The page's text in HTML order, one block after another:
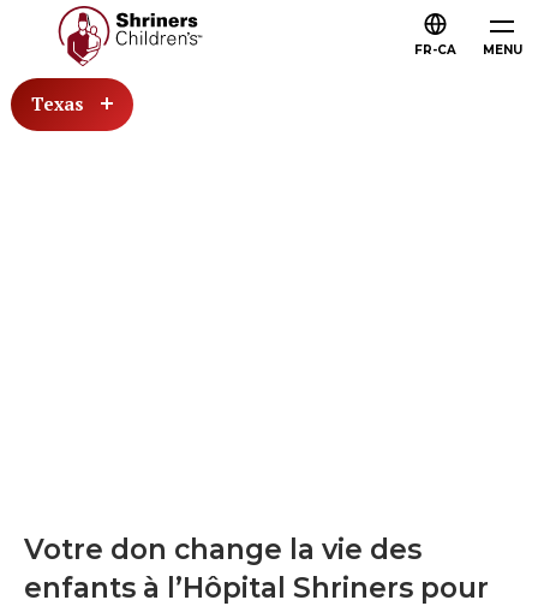
MENU
FR-CA
Texas
Votre don change la vie des
enfants à l’Hôpital Shriners pour